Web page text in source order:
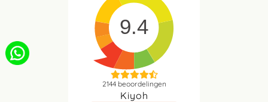
9.4
2144beoordelingen
Kiyoh